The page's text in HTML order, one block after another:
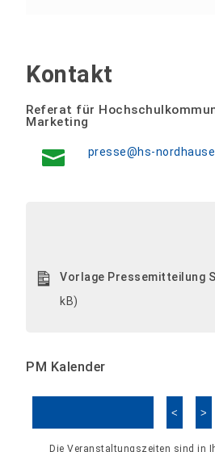
Kontakt
Referat für
Marketing
presse@hs-
Vorlage Pressemitteilung
kB)
PM Kalender
< >
Die Veranstaltungszeiten sind in